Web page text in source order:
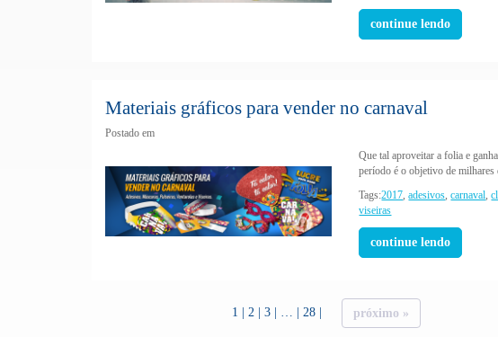
continue lendo
Materiais gráficos para vender no carnaval
Postado em
Que tal aproveitar a folia e
período é o objetivo de milhares
Tags:2017,adesivos,carnaval,
viseiras
continue lendo
1 2 3 28 próximo »